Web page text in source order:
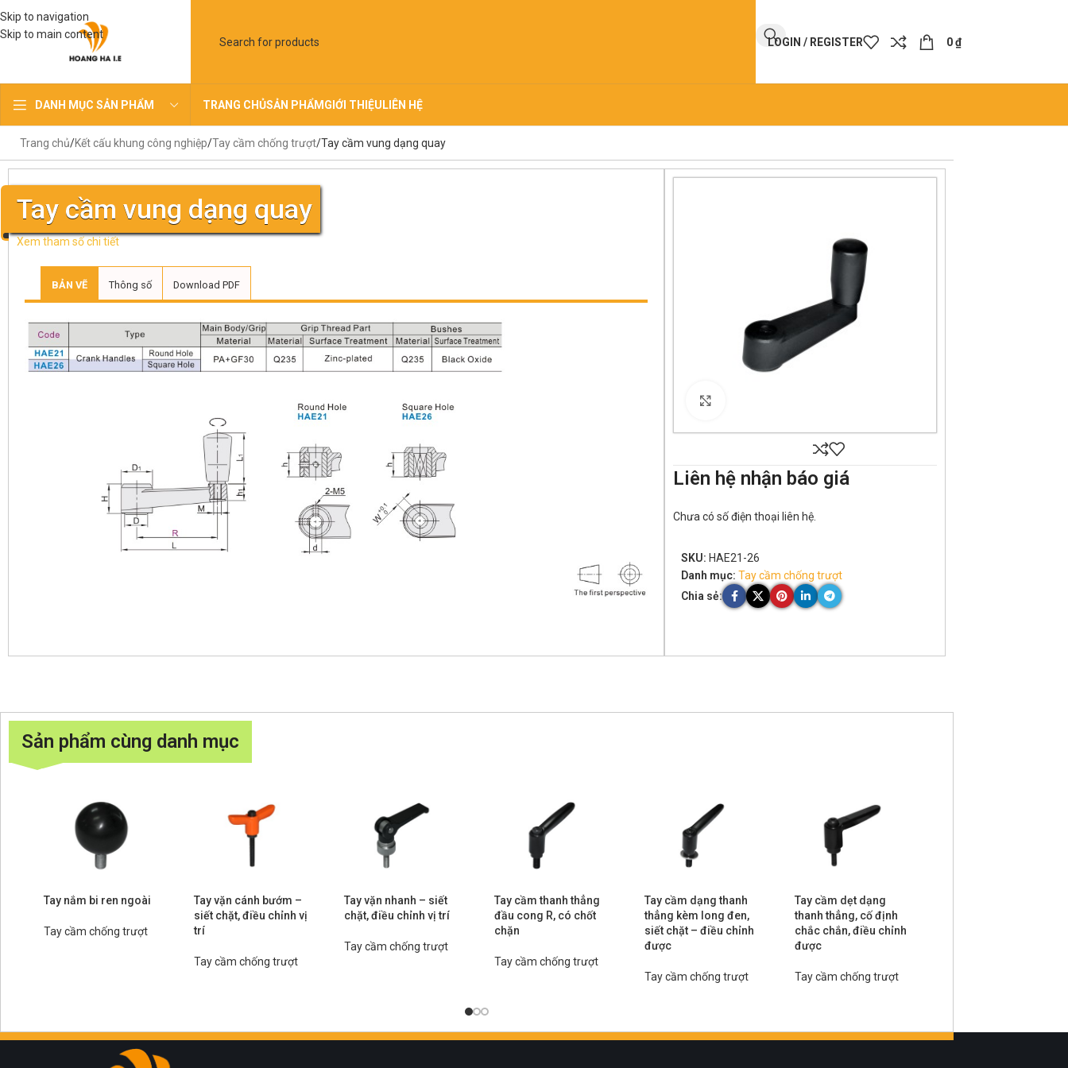
Skip to navigation
Skip to main content
LOGIN / REGISTER 0₫
DANH MỤC SẢN PHẨM TRANG CHỦSẢN PHẨMGIỚI THIỆULIÊN HỆ
Trang chủ Kết cấu khung công nghiệp Tay cầm chống trượt Tay cầm vung dạng quay
Tay cầm vung dạng quay
Xem tham số chi tiết
BẢN VẼ Thông số Download PDF
Liên hệ nhận báo giá
Chưa có số điện thoại liên hệ.
SKU: HAE21-26
Danh mục: Tay cầm chống trượt
Chia sẻ:
Sản phẩm cùng danh mục
Tay nắm bi ren ngoài
Tay cầm chống trượt
Tay vặn cánh bướm –
siết chặt, điều chỉnh vị
trí
Tay cầm chống trượt
Tay vặn nhanh – siết
chặt, điều chỉnh vị trí
Tay cầm chống trượt
Tay cầm thanh thẳng
đầu cong R, có chốt
chặn
Tay cầm chống trượt
Tay cầm dạng thanh
thẳng kèm long đen,
siết chặt – điều chỉnh
được
Tay cầm chống trượt
Tay cầm dẹt dạng
thanh thẳng, cố định
chắc chắn, điều chỉnh
được
Tay cầm chống trượt